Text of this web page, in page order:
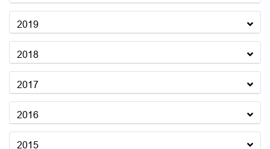
2019
2018
2017
2016
2015